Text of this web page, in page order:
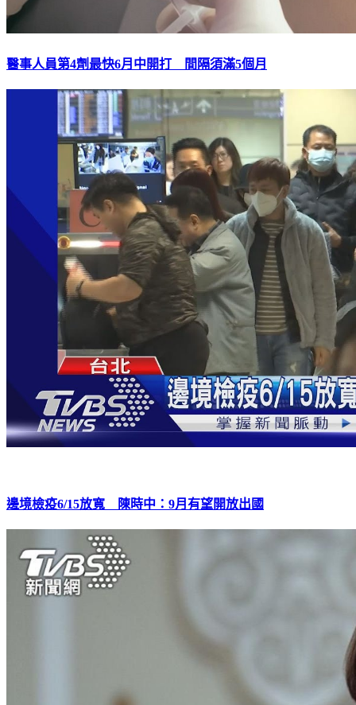
醫事人員第4劑最快6月中開打 間隔須滿5個月
邊境檢疫6/15放寬 陳時中：9月有望開放出國